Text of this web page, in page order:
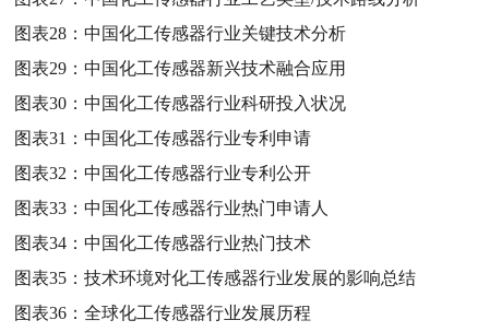
图表28：中国化工传感器行业关键技术分析
图表29：中国化工传感器新兴技术融合应用
图表30：中国化工传感器行业科研投入状况
图表31：中国化工传感器行业专利申请
图表32：中国化工传感器行业专利公开
图表33：中国化工传感器行业热门申请人
图表34：中国化工传感器行业热门技术
图表35：技术环境对化工传感器行业发展的影响总结
图表36：全球化工传感器行业发展历程